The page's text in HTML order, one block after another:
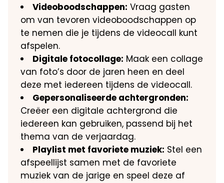
Videoboodschappen: Vraag gasten
om van tevoren videoboodschappen op
te nemen die je tijdens de videocall kunt
afspelen.​
Digitale fotocollage: Maak een collage
van foto’s door de jaren heen en deel
deze met iedereen tijdens de videocall.​
Gepersonaliseerde achtergronden:
Creëer een digitale achtergrond die
iedereen kan gebruiken, passend bij het
thema van de verjaardag.​
Playlist met favoriete muziek: Stel een
afspeellijst samen met de favoriete
muziek van de jarige en speel deze af